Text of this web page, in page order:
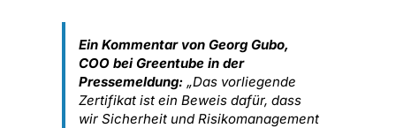
Ein Kommentar von Georg Gubo,
COO bei Greentube in der
Pressemeldung:„Das vorliegende
Zertifikat ist ein Beweis dafür, dass
wir Sicherheit und Risikomanagement